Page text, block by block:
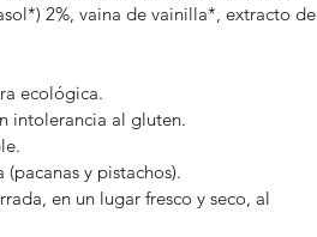
2%, vaina de vainilla*, extracto de
ecológica.
intolerancia al gluten.
y pistachos).
en un lugar fresco y seco, al